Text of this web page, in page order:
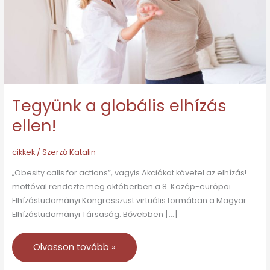
Tegyünk a globális elhízás
ellen!
cikkek/ SzerzőKatalin
„Obesity calls for actions”, vagyis Akciókat követel az elhízás!
mottóval rendezte meg októberben a 8. Közép-európai
Elhízástudományi Kongresszust virtuális formában a Magyar
Elhízástudományi Társaság. Bővebben […]
Olvasson tovább »